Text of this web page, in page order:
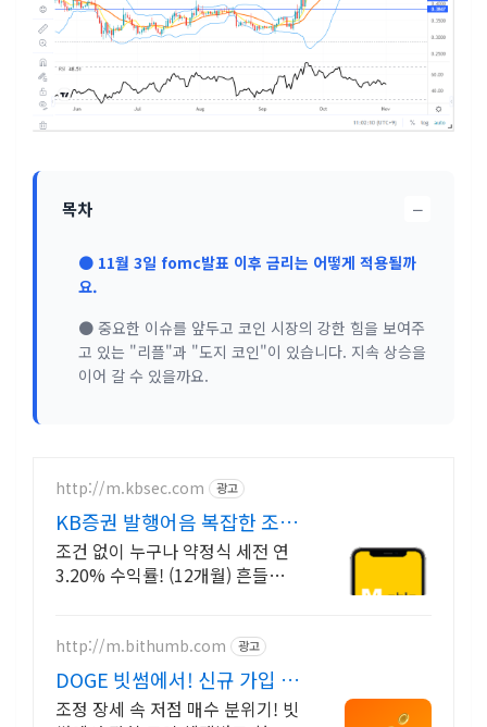
목차 −
● 11월 3일 fomc발표 이후 금리는 어떻게 적용될까
요.
● 중요한 이슈를 앞두고 코인 시장의 강한 힘을 보여주
고 있는 "리플"과 "도지 코인"이 있습니다. 지속 상승을
이어 갈 수 있을까요.
http://m.kbsec.com 광고
KB증권 발행어음 복잡한 조건
없이 누구나
조건 없이 누구나 약정식 세전 연
3.20% 수익률! (12개월) 흔들리
http://m.bithumb.com 광고
DOGE 빗썸에서! 신규 가입 시
5만원 혜택
조정 장세 속 저점 매수 분위기! 빗